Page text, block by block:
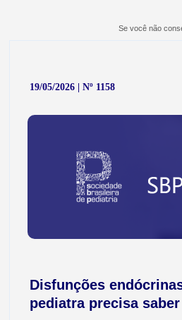
Se você não
19/05/2026 | Nº 1158
Disfunções
pediatra precisa saber